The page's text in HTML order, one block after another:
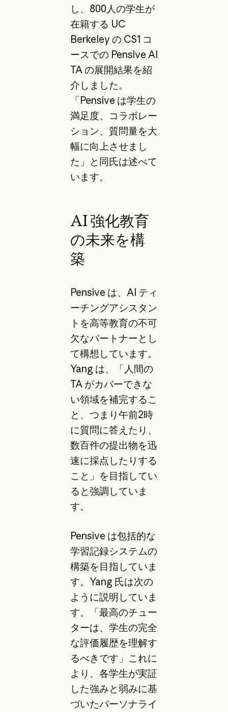
し、800人の学生が
在籍する UC
Berkeley の CS1 コ
ースでの Pensive AI
TA の展開結果を紹
介しました。
「Pensive は学生の
満足度、コラボレー
ション、質問量を大
幅に向上させまし
た」と同氏は述べて
います。
AI 強化教育
の未来を構
築
Pensive は、AI ティ
ーチングアシスタン
トを高等教育の不可
欠なパートナーとし
て構想しています。
Yang は、「人間の
TA がカバーできな
い領域を補完するこ
と、つまり午前2時
に質問に答えたり、
数百件の提出物を迅
速に採点したりする
こと」を目指してい
ると強調していま
す。
Pensive は包括的な
学習記録システムの
構築を目指していま
す。Yang 氏は次の
ように説明していま
す。「最高のチュー
ターは、学生の完全
な評価履歴を理解す
るべきです」これに
より、各学生が実証
した強みと弱みに基
づいたパーソナライ